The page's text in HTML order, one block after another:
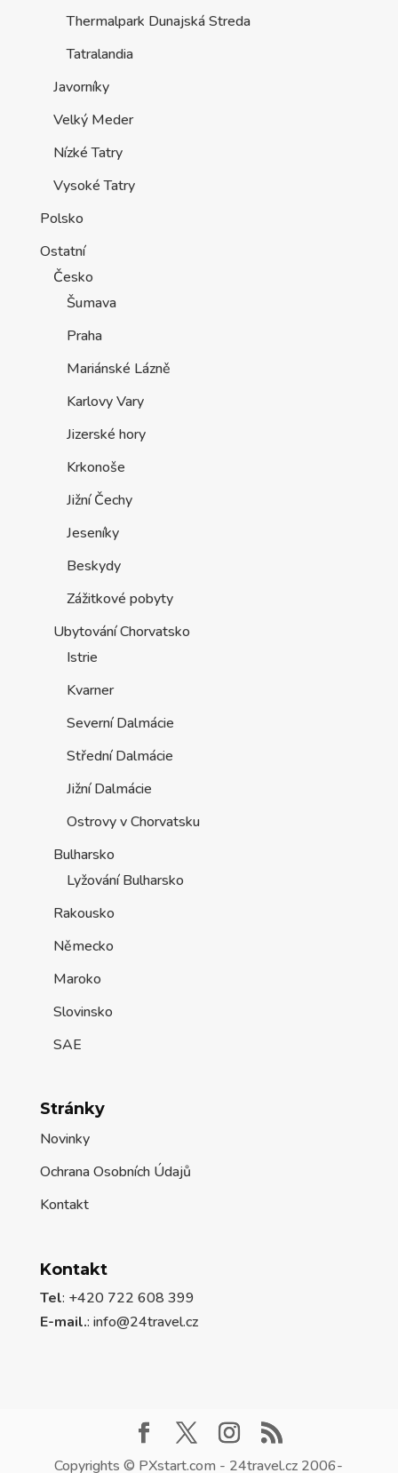
Thermalpark Dunajská Streda
Tatralandia
Javorníky
Velký Meder
Nízké Tatry
Vysoké Tatry
Polsko
Ostatní
Česko
Šumava
Praha
Mariánské Lázně
Karlovy Vary
Jizerské hory
Krkonoše
Jižní Čechy
Jeseníky
Beskydy
Zážitkové pobyty
Ubytování Chorvatsko
Istrie
Kvarner
Severní Dalmácie
Střední Dalmácie
Jižní Dalmácie
Ostrovy v Chorvatsku
Bulharsko
Lyžování Bulharsko
Rakousko
Německo
Maroko
Slovinsko
SAE
Stránky
Novinky
Ochrana Osobních Údajů
Kontakt
Kontakt
Tel: +420 722 608 399
E-mail.: info@24travel.cz
Copyrights © PXstart.com - 24travel.cz 2006-